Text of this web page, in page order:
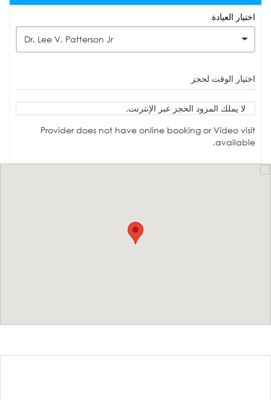
اختيار العيادة
Dr. Lee V. Patterson Jr
اختيار الوقت لحجز
لا يملك المزود الحجز عبر الإنترنت.
Provider does not have online booking or Video visit
available.